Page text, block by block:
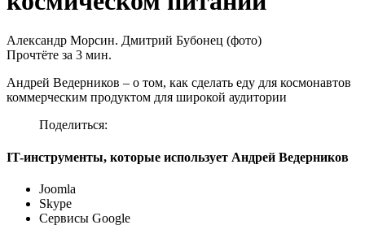
Александр Морсин. Дмитрий Бубонец (фото)
Прочтёте за 3 мин.
Андрей Ведерников – о том, как сделать еду для космонавтов
коммерческим продуктом для широкой аудитории
Поделиться:
IT-инструменты, которые использует Андрей Ведерников
Joomla
Skype
Сервисы Google